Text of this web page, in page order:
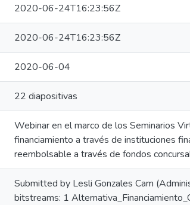
2020-06-24T16:23:56Z
2020-06-24T16:23:56Z
2020-06-04
22 diapositivas
Webinar en el marco de los Seminarios
financiamiento a través de instituciones
reembolsable a través de fondos
Submitted by Lesli Gonzales Cam
bitstreams: 1